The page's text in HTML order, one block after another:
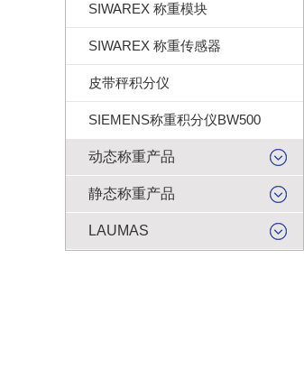
SIWAREX 称重模块
SIWAREX 称重传感器
皮带秤积分仪
SIEMENS称重积分仪BW500
动态称重产品
静态称重产品
LAUMAS